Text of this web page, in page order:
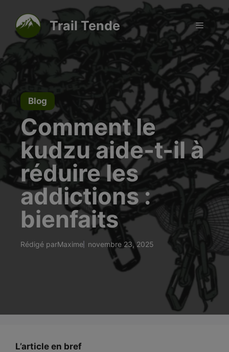
contenu
Trail Tende Menu
Blog
Comment le
kudzu aide-t-il à
réduire les
addictions :
bienfaits
Rédigé parMaxime novembre 23, 2025
L’article en bref
modal-check